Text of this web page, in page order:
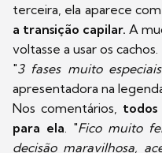
terceira, ela aparece
a transição capilar. A
voltasse a usar os cachos.
"3 fases muito
apresentadora na
Nos comentários, todos
para ela . "Fico muito
decisão maravilhosa,